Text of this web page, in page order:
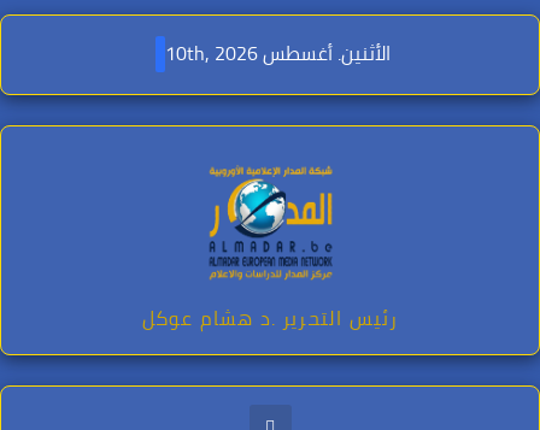
Skip
content
الأثنين. أغسطس 10th, 2026
رئيس التحرير .د هشام عوكل